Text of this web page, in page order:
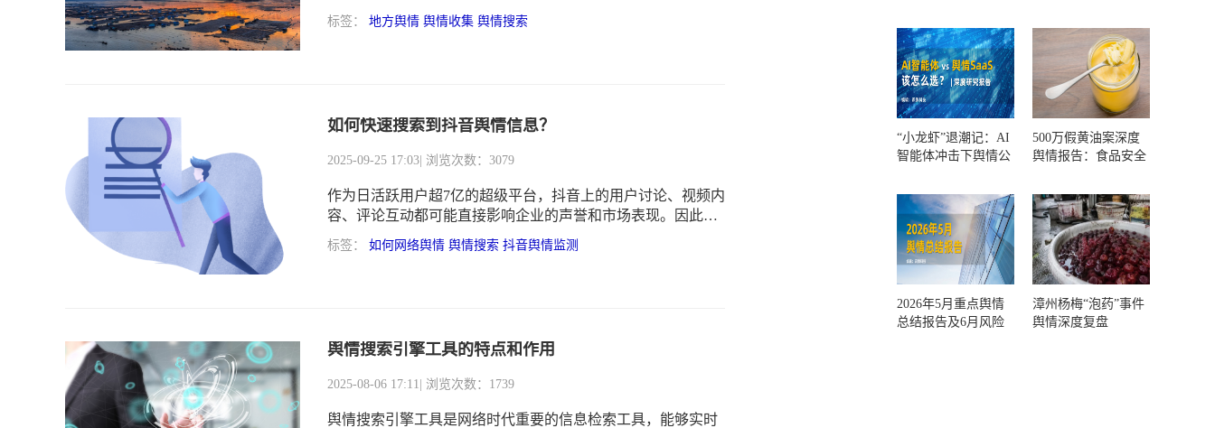
而言，高效获取北京市最新舆情，是把握政策机遇、规避经营
风险、维护品牌形象的关键。
标签： 地方舆情 舆情收集 舆情搜索
如何快速搜索到抖音舆情信息？
2025-09-25 17:03 | 浏览次数：3079
作为日活跃用户超7亿的超级平台，抖音上的用户讨论、视频内
容、评论互动都可能直接影响企业的声誉和市场表现。因此，
企业如何快速、精准地获取抖音舆情信息，成为品牌管理的关
键课题。
标签： 如何网络舆情 舆情搜索 抖音舆情监测
舆情搜索引擎工具的特点和作用
2025-08-06 17:11 | 浏览次数：1739
舆情搜索引擎工具是网络时代重要的信息检索工具，能够实时
测
“小龙虾”退潮记：AI
智能体冲击下舆情公
500万假黄油案深度
舆情报告：食品安全
一环？
2026年5月重点舆情
总结报告及6月风险
漳州杨梅“泡药”事件
舆情深度复盘